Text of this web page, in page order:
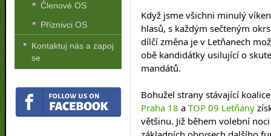
Když jsme všichni minulý
hlasů, s každým sečteným
dílčí změna je v Letňanech
obě kandidátky usilující o
mandátů.
Bohužel strany stávající
Praha 18 a TOP 09 Letňany
většinu. Již během volební
Členové OS
Příznivci OS
Kontaktuj nás a zapoj
se